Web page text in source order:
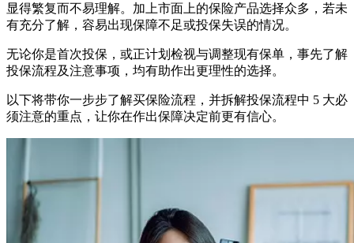
显得繁复而不易理解。加上市面上的保险产品选择众多，若未
有充分了解，容易出现保障不足或投保失误的情况。
无论你是首次投保，或正计划检视与调整现有保单，事先了解
投保流程及注意事项，均有助作出更理性的选择。
以下将带你一步步了解买保险流程，并拆解投保流程中 5 大必
须注意的重点，让你在作出保障决定前更有信心。